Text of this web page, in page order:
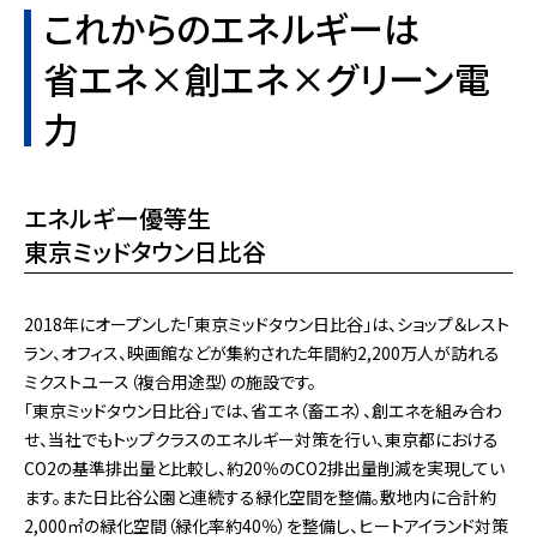
これからのエネルギーは
省エネ×創エネ×グリーン電
力
エネルギー優等生
東京ミッドタウン日比谷
2018年にオープンした「東京ミッドタウン日比谷」は、ショップ＆レスト
ラン、オフィス、映画館などが集約された年間約2,200万人が訪れる
ミクストユース（複合用途型）の施設です。
「東京ミッドタウン日比谷」では、省エネ（畜エネ）、創エネを組み合わ
せ、当社でもトップクラスのエネルギー対策を行い、東京都における
CO2の基準排出量と比較し、約20％のCO2排出量削減を実現してい
ます。また日比谷公園と連続する緑化空間を整備。敷地内に合計約
2,000㎡の緑化空間（緑化率約40％）を整備し、ヒートアイランド対策